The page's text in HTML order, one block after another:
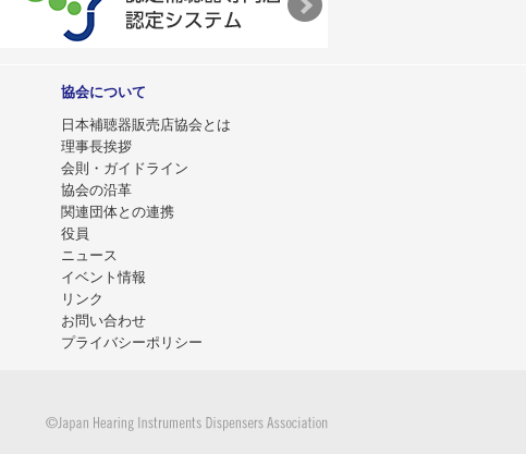
協会について
日本補聴器販売店協会とは
理事長挨拶
会則・ガイドライン
協会の沿革
関連団体との連携
役員
ニュース
イベント情報
リンク
お問い合わせ
プライバシーポリシー